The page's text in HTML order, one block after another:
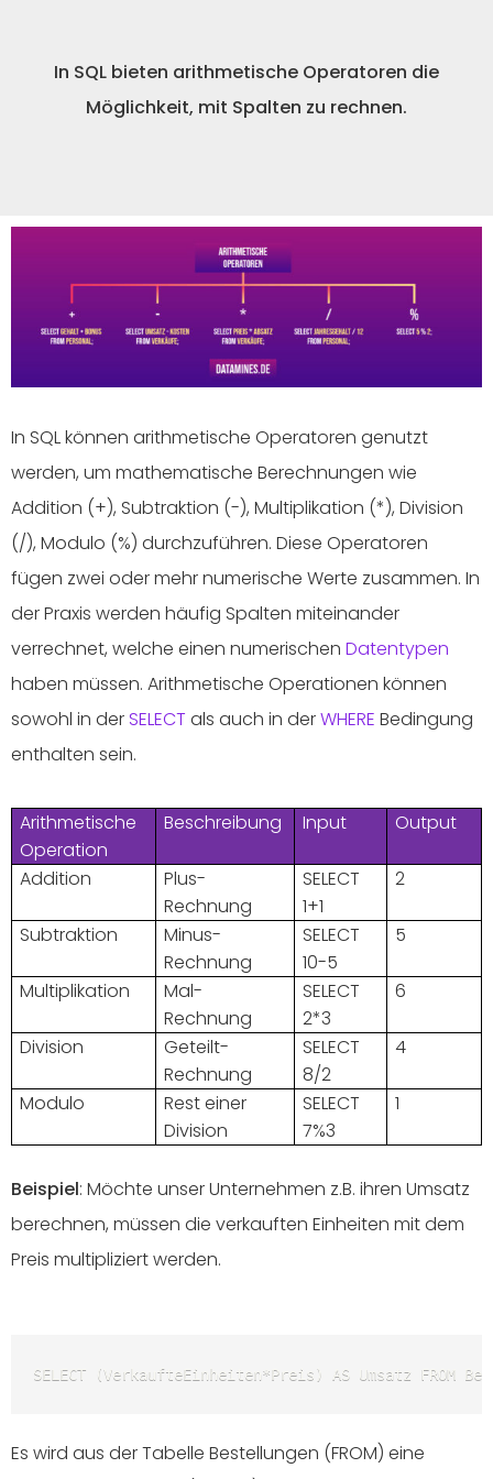
In SQL bieten arithmetische Operatoren die
Möglichkeit, mit Spalten zu rechnen.
In SQL können arithmetische Operatoren genutzt
werden, um mathematische Berechnungen wie
Addition (+), Subtraktion (-), Multiplikation (*), Division
(/), Modulo (%) durchzuführen. Diese Operatoren
fügen zwei oder mehr numerische Werte zusammen. In
der Praxis werden häufig Spalten miteinander
verrechnet, welche einen numerischen Datentypen
haben müssen. Arithmetische Operationen können
sowohl in der SELECT als auch in derWHERE Bedingung
enthalten sein.
Arithmetische
Operation
Beschreibung Input Output
Addition
Plus-
Rechnung
SELECT
1+1
2
Subtraktion
Minus-
Rechnung
SELECT
10-5
5
Multiplikation
Mal-
Rechnung
SELECT
2*3
6
Division
Geteilt-
Rechnung
SELECT
8/2
4
Modulo
Rest einer
Division
SELECT
7%3
1
Beispiel: Möchte unser Unternehmen z.B. ihren Umsatz
berechnen, müssen die verkauften Einheiten mit dem
Preis multipliziert werden.
SELECT (VerkaufteEinheiten*Preis) AS Umsatz FROM
Es wird aus der Tabelle Bestellungen (FROM) eine